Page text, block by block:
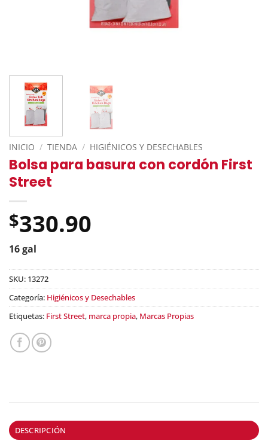
INICIO / TIENDA / HIGIÉNICOS Y DESECHABLES
Bolsa para basura con cordón First
Street
$330.90
16 gal
SKU: 13272
Categoría: Higiénicos y Desechables
Etiquetas: First Street, marca propia, Marcas Propias
DESCRIPCIÓN